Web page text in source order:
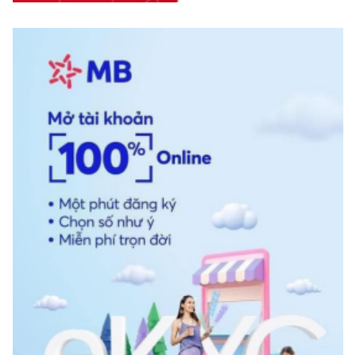
BÁO ĐIỆN TỬ ĐẢNG CỘNG SẢN